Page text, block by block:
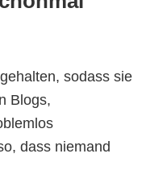
sodass sie
Blogs,
dass niemand